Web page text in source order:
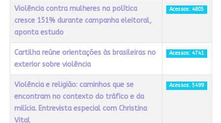
Violência contra mulheres na política
cresce 151% durante campanha eleitoral,
aponta estudo
Acessos: 4805
Cartilha reúne orientações às brasileiras no
exterior sobre violência
Acessos: 4741
Violência e religião: caminhos que se
encontram no contexto do tráfico e da
milícia. Entrevista especial com Christina
Vital
Acessos: 5499